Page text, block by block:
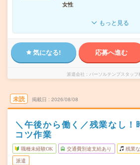
女性
もっと見る
気になる! 応募へ進む
派遣会社 パーソルテンプスタッフ
未読 掲載日 2026/08/08
＼午後から働く／残業なし！
コツ作業
職種未経験OK 交通費別途支給あり 残業な
派遣